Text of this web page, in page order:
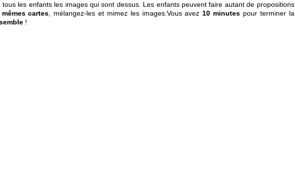
tous les enfants les images qui sont dessus. Les enfants peuvent faire autant de propositions
mêmes cartes, mélangez-les et mimez les images.Vous avez10 minutes pour terminer la
!